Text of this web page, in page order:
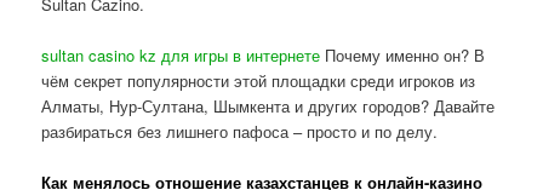
sultan casino kz для игры в интернете Почему именно он? В
чём секрет популярности этой площадки среди игроков из
Алматы, Нур-Султана, Шымкента и других городов? Давайте
разбираться без лишнего пафоса – просто и по делу.
Как менялось отношение казахстанцев к онлайн-казино